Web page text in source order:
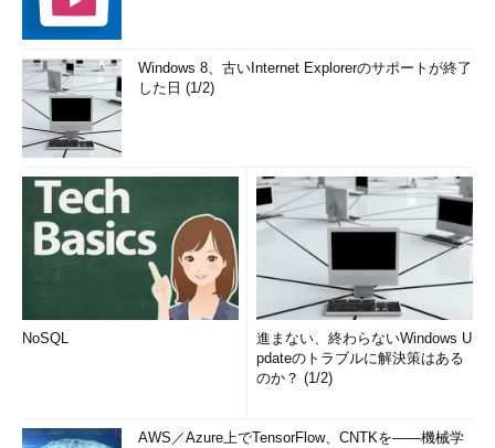
Windows 8、古いInternet Explorerのサポートが終了
した日 (1/2)
NoSQL
進まない、終わらないWindows U
pdateのトラブルに解決策はある
のか？ (1/2)
AWS／Azure上でTensorFlow、CNTKを――機械学